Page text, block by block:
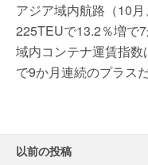
アジア域内航路（10
225TEUで13.2％増で
域内コンテナ運賃指
で9か月連続のプラスだ
以前の投稿